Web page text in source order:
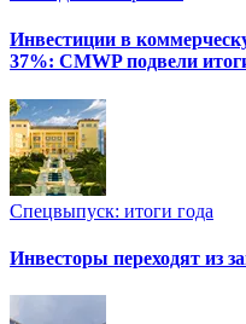
Инвестиции в
37%: CMWP подвели
Спецвыпуск: итоги года
Инвесторы переходят из